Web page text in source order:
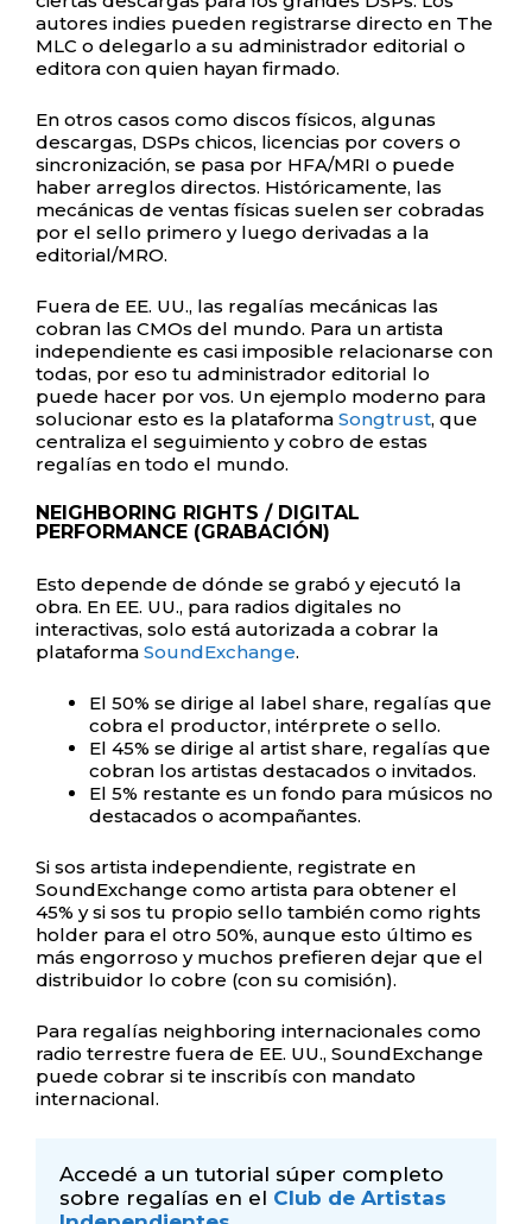
autores indies pueden registrarse directo en The
MLC o delegarlo a su administrador editorial o
editora con quien hayan firmado.
En otros casos como discos físicos, algunas
descargas, DSPs chicos, licencias por covers o
sincronización, se pasa por HFA/MRI o puede
haber arreglos directos. Históricamente, las
mecánicas de ventas físicas suelen ser cobradas
por el sello primero y luego derivadas a la
editorial/MRO.
Fuera de EE. UU., las regalías mecánicas las
cobran las CMOs del mundo. Para un artista
independiente es casi imposible relacionarse con
todas, por eso tu administrador editorial lo
puede hacer por vos. Un ejemplo moderno para
solucionar esto es la plataforma Songtrust, que
centraliza el seguimiento y cobro de estas
regalías en todo el mundo.
NEIGHBORING RIGHTS / DIGITAL
PERFORMANCE (GRABACIÓN)
Esto depende de dónde se grabó y ejecutó la
obra. En EE. UU., para radios digitales no
interactivas, solo está autorizada a cobrar la
plataforma SoundExchange.
El 50% se dirige al label share, regalías que
cobra el productor, intérprete o sello.
El 45% se dirige al artist share, regalías que
cobran los artistas destacados o invitados.
El 5% restante es un fondo para músicos no
destacados o acompañantes.
Si sos artista independiente, registrate en
SoundExchange como artista para obtener el
45% y si sos tu propio sello también como rights
holder para el otro 50%, aunque esto último es
más engorroso y muchos prefieren dejar que el
distribuidor lo cobre (con su comisión).
Para regalías neighboring internacionales como
radio terrestre fuera de EE. UU., SoundExchange
puede cobrar si te inscribís con mandato
internacional.
Accedé a un tutorial súper completo
sobre regalías en el Club de Artistas